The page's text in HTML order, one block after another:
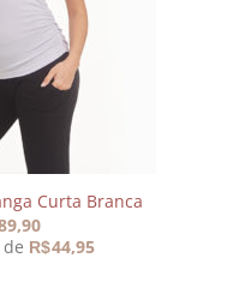
Curta Branca
R$44,95